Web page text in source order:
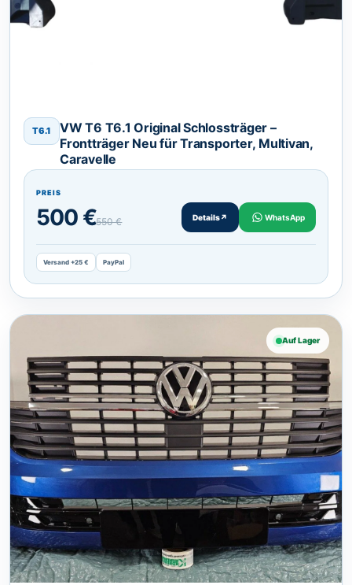
T6.1
VW T6 T6.1 Original Schlossträger –
Frontträger Neu für Transporter, Multivan,
Caravelle
PREIS
500 €550 € Details↗ WhatsApp
Versand +25 € PayPal
Auf Lager